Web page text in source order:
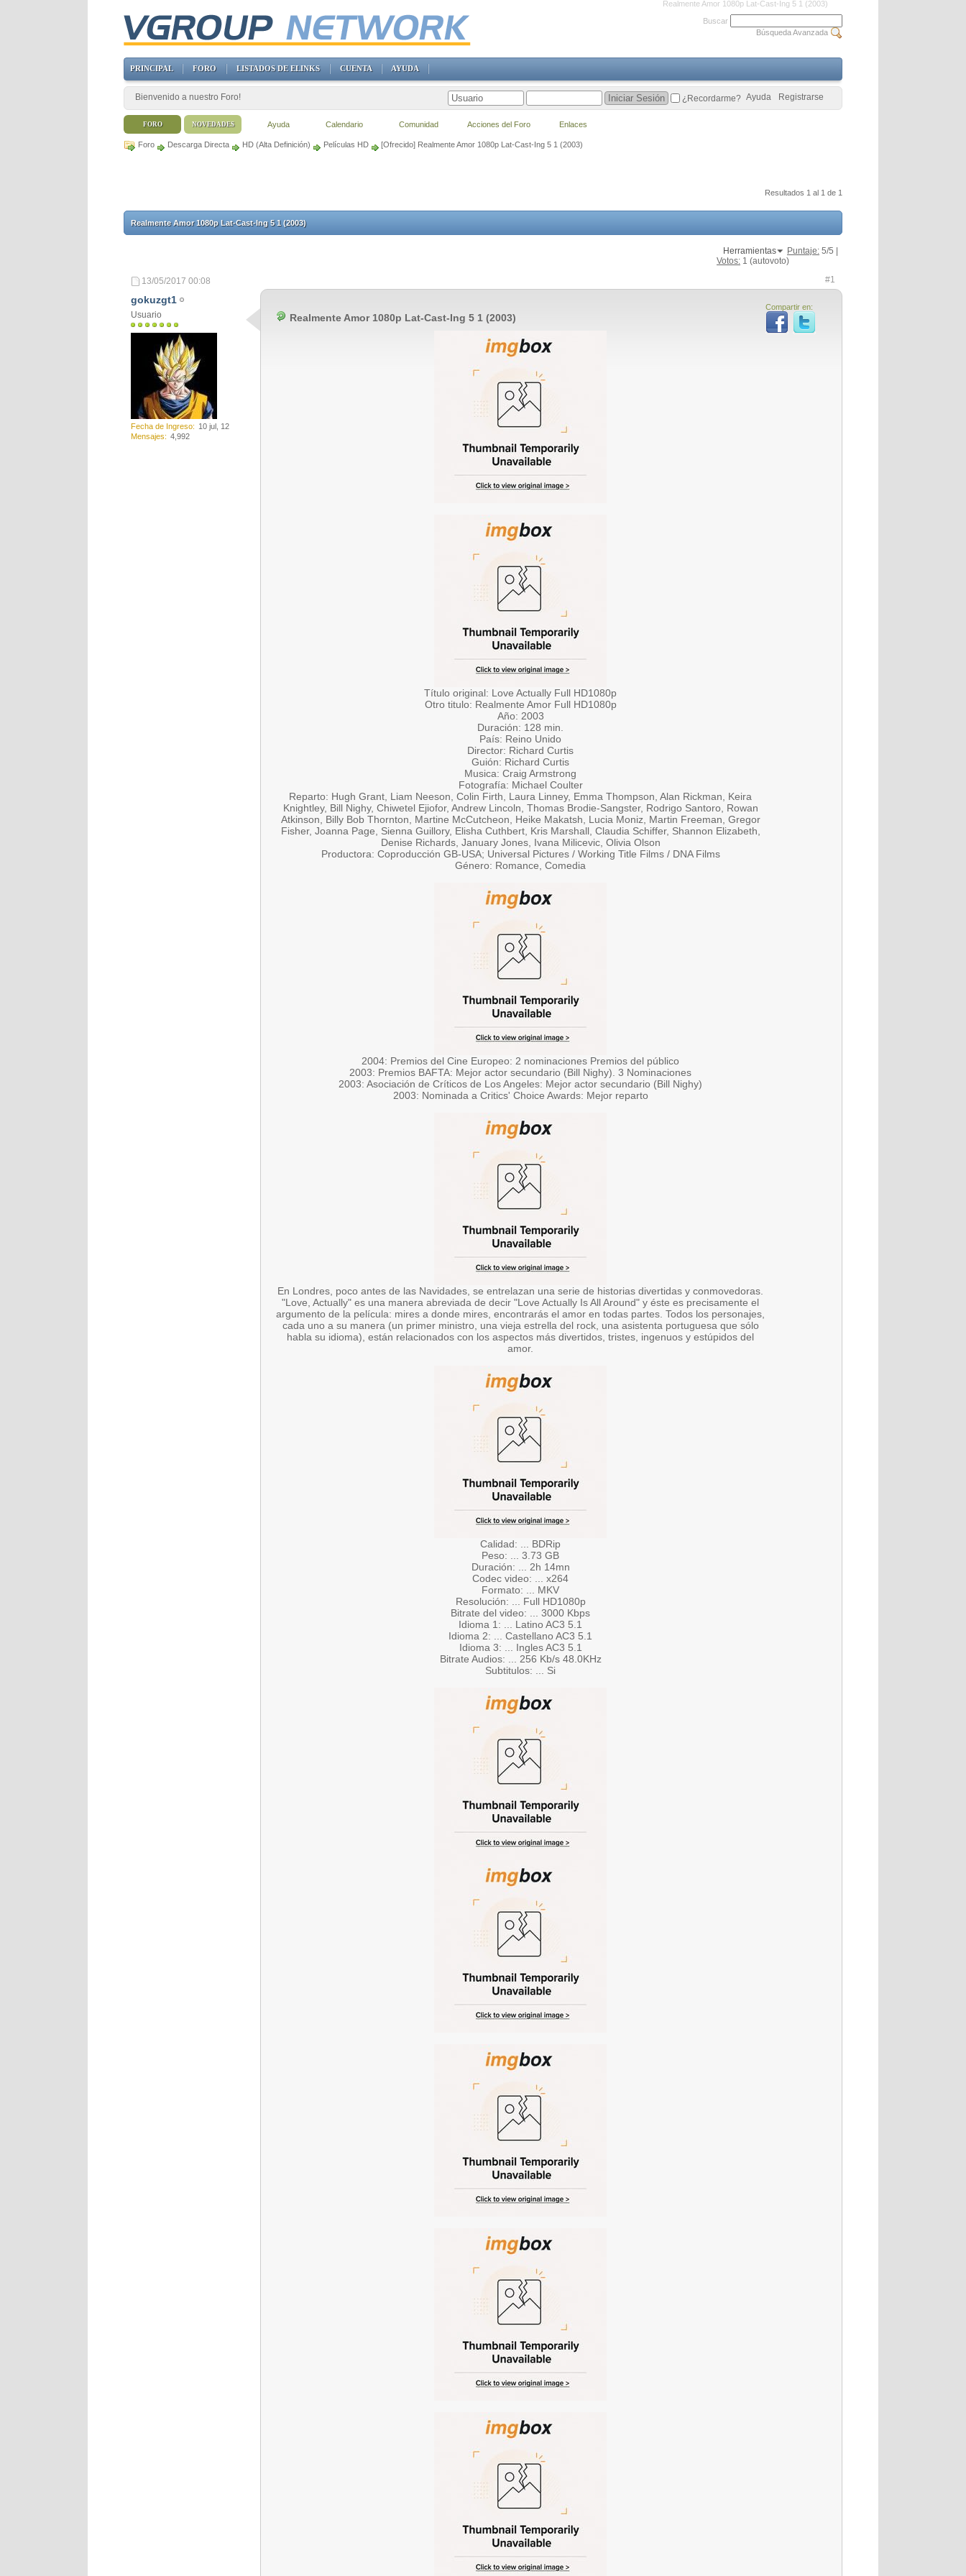
Realmente Amor 1080p Lat-Cast-Ing 5 1 (2003)
Foro Descarga Directa HD (Alta Definición) Películas HD [Ofrecido] Realmente Amor 1080p Lat-Cast-Ing 5 1 (2003)
Resultados 1 al 1 de 1
Realmente Amor 1080p Lat-Cast-Ing 5 1 (2003)
Herramientas Puntaje: 5/5 |
Votos: 1 (autovoto)
13/05/2017 00:08 #1
gokuzgt1
Usuario
Fecha de Ingreso
10 jul, 12
Mensajes
4,992
Compartir en:
Realmente Amor 1080p Lat-Cast-Ing 5 1 (2003)
Título original: Love Actually Full HD1080p
Otro titulo: Realmente Amor Full HD1080p
Año: 2003
Duración: 128 min.
País: Reino Unido
Director: Richard Curtis
Guión: Richard Curtis
Musica: Craig Armstrong
Fotografía: Michael Coulter
Reparto: Hugh Grant, Liam Neeson, Colin Firth, Laura Linney, Emma Thompson, Alan Rickman, Keira
Knightley, Bill Nighy, Chiwetel Ejiofor, Andrew Lincoln, Thomas Brodie-Sangster, Rodrigo Santoro, Rowan
Atkinson, Billy Bob Thornton, Martine McCutcheon, Heike Makatsh, Lucia Moniz, Martin Freeman, Gregor
Fisher, Joanna Page, Sienna Guillory, Elisha Cuthbert, Kris Marshall, Claudia Schiffer, Shannon Elizabeth,
Denise Richards, January Jones, Ivana Milicevic, Olivia Olson
Productora: Coproducción GB-USA; Universal Pictures / Working Title Films / DNA Films
Género: Romance, Comedia
2004: Premios del Cine Europeo: 2 nominaciones Premios del público
2003: Premios BAFTA: Mejor actor secundario (Bill Nighy). 3 Nominaciones
2003: Asociación de Críticos de Los Angeles: Mejor actor secundario (Bill Nighy)
2003: Nominada a Critics' Choice Awards: Mejor reparto
En Londres, poco antes de las Navidades, se entrelazan una serie de historias divertidas y conmovedoras.
"Love, Actually" es una manera abreviada de decir "Love Actually Is All Around" y éste es precisamente el
argumento de la película: mires a donde mires, encontrarás el amor en todas partes. Todos los personajes,
cada uno a su manera (un primer ministro, una vieja estrella del rock, una asistenta portuguesa que sólo
habla su idioma), están relacionados con los aspectos más divertidos, tristes, ingenuos y estúpidos del
amor.
Calidad: ... BDRip
Peso: ... 3.73 GB
Duración: ... 2h 14mn
Codec video: ... x264
Formato: ... MKV
Resolución: ... Full HD1080p
Bitrate del video: ... 3000 Kbps
Idioma 1: ... Latino AC3 5.1
Idioma 2: ... Castellano AC3 5.1
Idioma 3: ... Ingles AC3 5.1
Bitrate Audios: ... 256 Kb/s 48.0KHz
Subtitulos: ... Si
Buscar
Búsqueda Avanzada
PRINCIPAL FORO LISTADOS DE ELINKS CUENTA AYUDA
Bienvenido a nuestro Foro! Registrarse
Ayuda
¿Recordarme?
FORO Ayuda Calendario Comunidad Acciones del Foro Enlaces
NOVEDADES